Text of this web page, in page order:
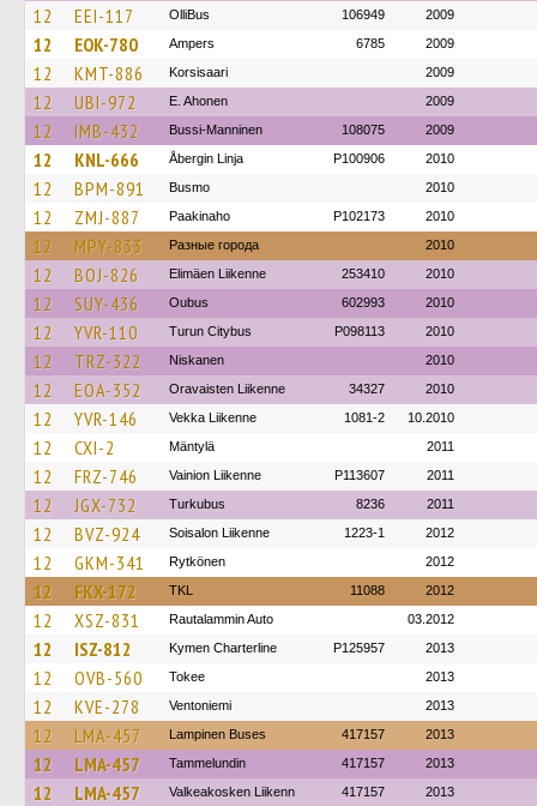
12 EEI-117 OlliBus 106949 2009
12 EOK-780 Ampers 6785 2009
12 KMT-886 Korsisaari 2009
12 UBI-972 E. Ahonen 2009
12 IMB-432 Bussi-Manninen 108075 2009
12 KNL-666 Åbergin Linja P100906 2010
12 BPM-891 Busmo 2010
12 ZMJ-887 Paakinaho P102173 2010
12 MPY-833 Разные города 2010
12 BOJ-826 Elimäen Liikenne 253410 2010
12 SUY-436 Oubus 602993 2010
12 YVR-110 Turun Citybus P098113 2010
12 TRZ-322 Niskanen 2010
12 EOA-352 Oravaisten Liikenne 34327 2010
12 YVR-146 Vekka Liikenne 1081-2 10.2010
12 CXI-2 Mäntylä 2011
12 FRZ-746 Vainion Liikenne P113607 2011
12 JGX-732 Turkubus 8236 2011
12 BVZ-924 Soisalon Liikenne 1223-1 2012
12 GKM-341 Rytkönen 2012
12 FKX-172 TKL 11088 2012
12 XSZ-831 Rautalammin Auto 03.2012
12 ISZ-812 Kymen Charterline P125957 2013
12 OVB-560 Tokee 2013
12 KVE-278 Ventoniemi 2013
12 LMA-457 Lampinen Buses 417157 2013
12 LMA-457 Tammelundin 417157 2013
12 LMA-457 Valkeakosken Liikenn 417157 2013